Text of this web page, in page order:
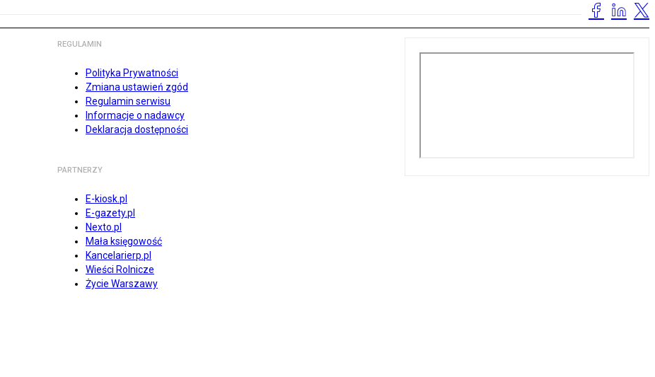
REGULAMIN
Polityka Prywatności
Zmiana ustawień zgód
Regulamin serwisu
Informacje o nadawcy
Deklaracja dostępności
PARTNERZY
E-kiosk.pl
E-gazety.pl
Nexto.pl
Mała księgowość
Kancelarierp.pl
Wieści Rolnicze
Życie Warszawy